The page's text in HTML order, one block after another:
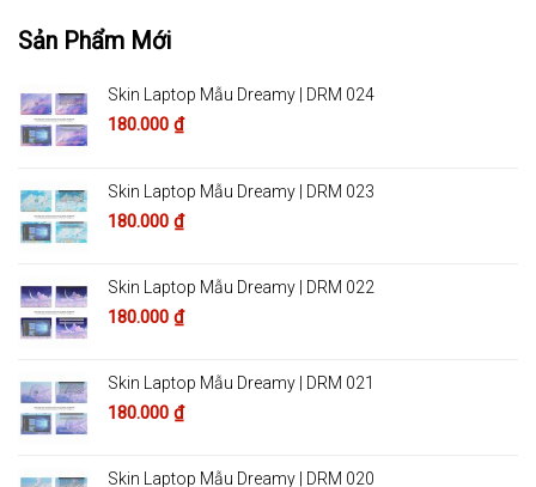
Sản Phẩm Mới
Skin Laptop Mẫu Dreamy | DRM 024
180.000 ₫
Skin Laptop Mẫu Dreamy | DRM 023
180.000 ₫
Skin Laptop Mẫu Dreamy | DRM 022
180.000 ₫
Skin Laptop Mẫu Dreamy | DRM 021
180.000 ₫
Skin Laptop Mẫu Dreamy | DRM 020